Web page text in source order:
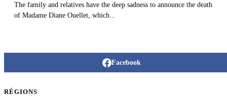
The family and relatives have the deep sadness to announce the death
of Madame Diane Ouellet, which...
Facebook
RÉGIONS